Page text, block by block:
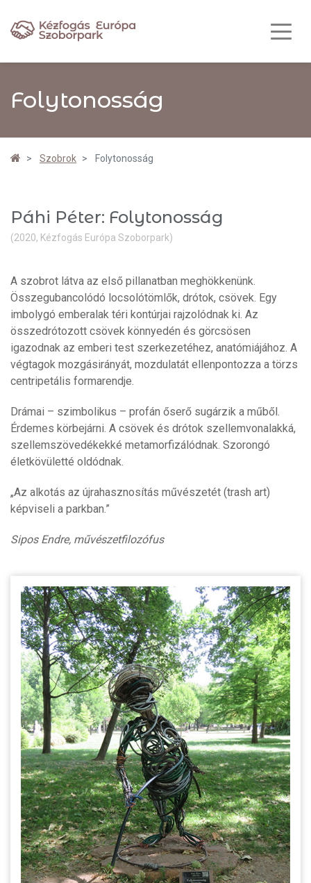
Folytonosság
Szobrok Folytonosság
Páhi Péter: Folytonosság
(2020, Kézfogás Európa Szoborpark)
A szobrot látva az első pillanatban meghökkenünk.
Összegubancolódó locsolótömlők, drótok, csövek. Egy
imbolygó emberalak téri kontúrjai rajzolódnak ki. Az
összedrótozott csövek könnyedén és görcsösen
igazodnak az emberi test szerkezetéhez, anatómiájához. A
végtagok mozgásirányát, mozdulatát ellenpontozza a törzs
centripetális formarendje.
Drámai – szimbolikus – profán őserő sugárzik a műből.
Érdemes körbejárni. A csövek és drótok szellemvonalakká,
szellemszövedékekké metamorfizálódnak. Szorongó
életkövületté oldódnak.
„Az alkotás az újrahasznosítás művészetét (trash art)
képviseli a parkban.”
Sipos Endre, művészetfilozófus